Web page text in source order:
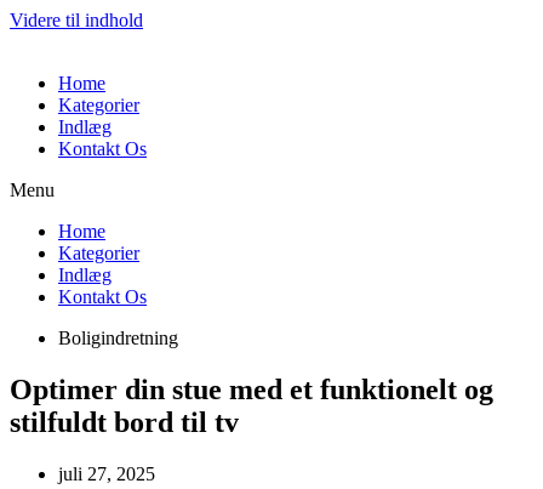
Videre til indhold
Home
Kategorier
Indlæg
Kontakt Os
Menu
Home
Kategorier
Indlæg
Kontakt Os
Boligindretning
Optimer din stue med et funktionelt og
stilfuldt bord til tv
juli 27, 2025